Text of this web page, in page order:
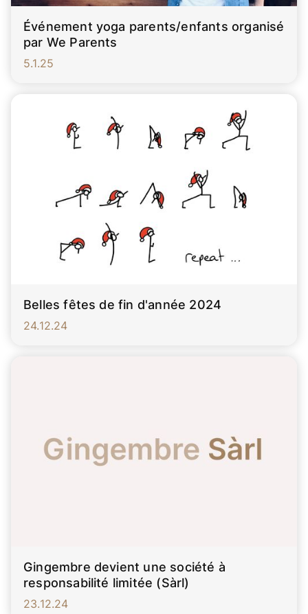
Événement yoga parents/enfants organisé
par We Parents
5.1.25
Belles fêtes de fin d'année 2024
24.12.24
Gingembre devient une société à
responsabilité limitée (Sàrl)
23.12.24